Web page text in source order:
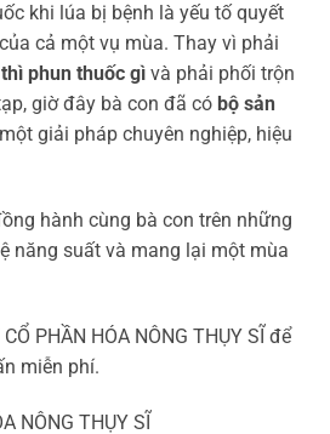
khi lúa bị bệnh là yếu tố quyết
cả một vụ mùa. Thay vì phải
phun thuốc gì và phải phối trộn
giờ đây bà con đã có bộ sản
giải pháp chuyên nghiệp, hiệu
hành cùng bà con trên những
năng suất và mang lại một mùa
PHẦN HÓA NÔNG THỤY SĨ để
miễn phí.
NÔNG THỤY SĨ